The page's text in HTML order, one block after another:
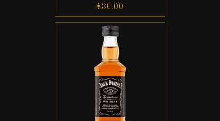
€30.00
ADD TO CART / DETALLES